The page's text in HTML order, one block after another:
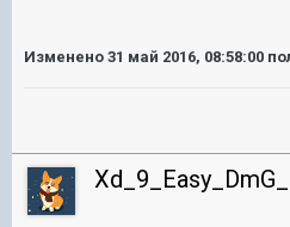
Изменено 31 май 2016, 08:58:00